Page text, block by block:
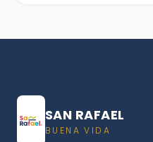
SAN RAFAEL
BUENA VIDA